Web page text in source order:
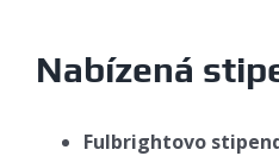
Nabízená
Fulbrightovo